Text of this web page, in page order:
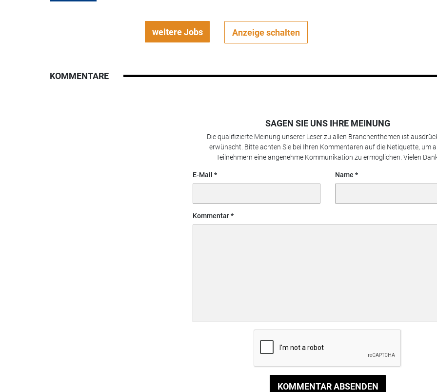
weitere Jobs Anzeige schalten
KOMMENTARE
SAGEN SIE UNS IHRE MEINUNG
Die qualifizierte Meinung unserer Leser zu allen Branchenthemen ist
erwünscht. Bitte achten Sie bei Ihren Kommentaren auf die Netiquette, um
Teilnehmern eine angenehme Kommunikation zu ermöglichen. Vielen
E-Mail Name
Kommentar
KOMMENTAR ABSENDEN